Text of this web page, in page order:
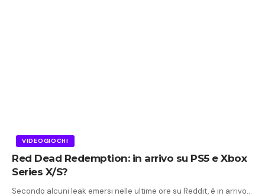
VIDEOGIOCHI
Red Dead Redemption: in arrivo su PS5 e Xbox
Series X/S?
Secondo alcuni leak emersi nelle ultime ore su Reddit, è in arrivo…